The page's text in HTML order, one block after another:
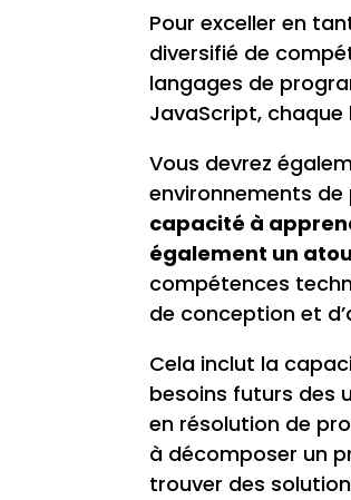
Pour exceller en
diversifié de
langages de
JavaScript,
Vous devrez
environnements
capacité à
également un
compétences
de conception et
Cela inclut la
besoins futurs des
en résolution de
à décomposer un
trouver des